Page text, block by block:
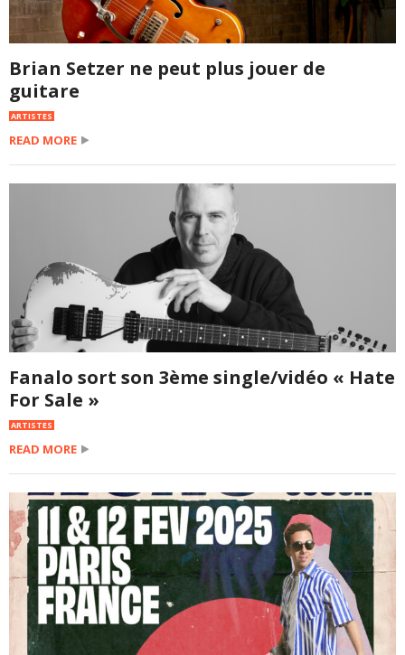
Brian Setzer ne peut plus jouer de
guitare
ARTISTES
READ MORE
Fanalo sort son 3ème single/vidéo « Hate
For Sale »
ARTISTES
READ MORE